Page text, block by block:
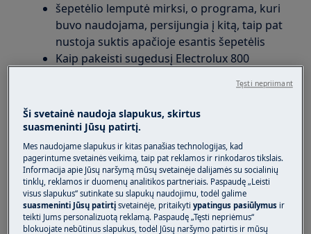
šepetėlio lemputė mirksi, o programa, kuri
buvo naudojama, persijungia į kitą, taip pat
nustoja suktis apačioje esantis šepetėlis
Kaip pakeisti sugedusį Electrolux 800
Taikoma
Electrolux 800 dulkių siurbliai (EP81xxx
modeliai)
Sprendimas
Šepečio variklio jungtis gali iškristi dėl
Ši svetainė naudoja slapukus, skirtus
suasmeninti Jūsų patirtį.
Mes naudojame slapukus ir kitas panašias technologijas, kad
pagerintume svetainės veikimą, taip pat reklamos ir rinkodaros tikslais.
Informacija apie Jūsų naršymą mūsų svetainėje dalijamės su socialinių
tinklų, reklamos ir duomenų analitikos partneriais. Paspaudę „Leisti
visus slapukus“ sutinkate su slapukų naudojimu, todėl galime
suasmeninti Jūsų patirtįsvetainėje, pritaikytiypatingus pasiūlymus ir
teikti Jums personalizuotą reklamą. Paspaudę „Tęsti nepriėmus“
blokuojate nebūtinus slapukus, todėl Jūsų naršymo patirtis ir mūsų
Tęsti nepriimant